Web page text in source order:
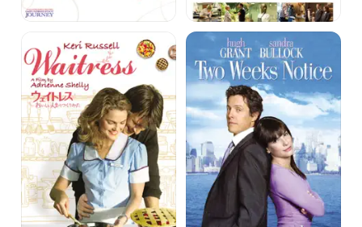
ェ
イ
ト
レ
ス
～
お
い
し
い
人
生
の
つ
ト
ー・
ィ
ー
ク
ス・
ノ
ー
テ
ィ
ス